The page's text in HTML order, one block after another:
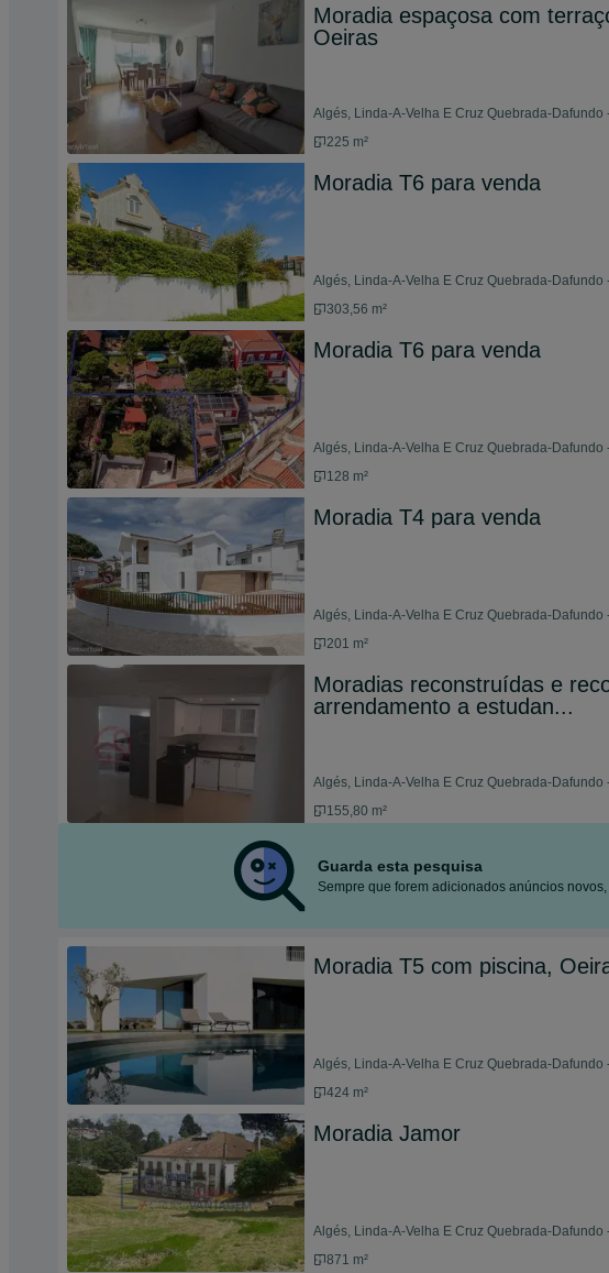
Moradia espaçosa com
Oeiras
Algés, Linda-A-Velha E Cruz Quebrada-Dafundo
225 m²
Moradia T6 para venda
Algés, Linda-A-Velha E Cruz Quebrada-Dafundo
303,56 m²
Moradia T6 para venda
Algés, Linda-A-Velha E Cruz Quebrada-Dafundo
128 m²
Moradia T4 para venda
Algés, Linda-A-Velha E Cruz Quebrada-Dafundo
201 m²
Moradias reconstruídas e
arrendamento a estudan...
Algés, Linda-A-Velha E Cruz Quebrada-Dafundo
155,80 m²
Guarda esta pesquisa
Sempre que forem adicionados anúncios
Moradia T5 com piscina,
Algés, Linda-A-Velha E Cruz Quebrada-Dafundo
424 m²
Moradia Jamor
Algés, Linda-A-Velha E Cruz Quebrada-Dafundo
871 m²